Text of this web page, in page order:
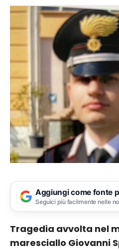
Aggiungi come fonte
Seguici più facilmente nelle
Tragedia avvolta nel
maresciallo Giovanni